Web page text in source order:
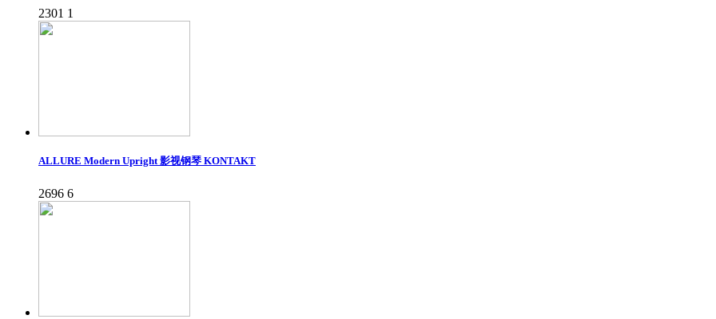
2301 1
ALLURE Modern Upright 影视钢琴 KONTAKT
2696 6